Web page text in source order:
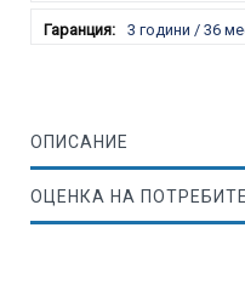
3 години / 36
ОПИСАНИЕ
ОЦЕНКА НА